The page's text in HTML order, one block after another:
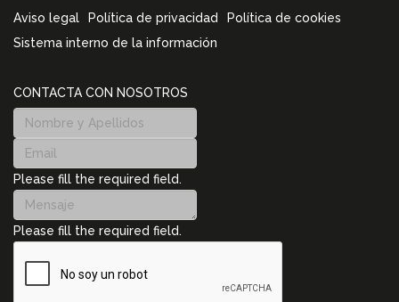
Aviso legal Política de privacidad
Política de cookies
Sistema interno de la información
CONTACTA CON NOSOTROS
Please fill the required field.
Please fill the required field.